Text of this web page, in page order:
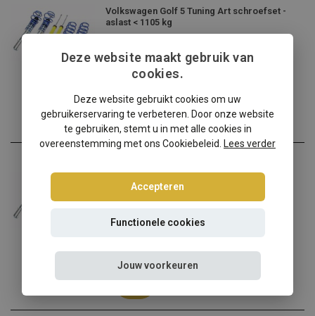
Volkswagen Golf 5 Tuning Art schroefset -
aslast < 1105 kg
€258,95
Volkswagen Golf 5 schroefset Tuning Art -
aslast: 1106-1190 kg
Incl. btw
Deze website maakt gebruik van
cookies.
Deze website gebruikt cookies om uw
gebruikerservaring te verbeteren. Door onze website
te gebruiken, stemt u in met alle cookies in
overeenstemming met ons Cookiebeleid.
Lees verder
Accepteren
Functionele cookies
Jouw voorkeuren